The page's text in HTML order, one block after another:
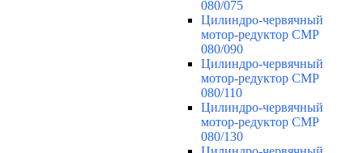
080/075
Цилиндро-червячный
мотор-редуктор CMP
080/090
Цилиндро-червячный
мотор-редуктор CMP
080/110
Цилиндро-червячный
мотор-редуктор CMP
080/130